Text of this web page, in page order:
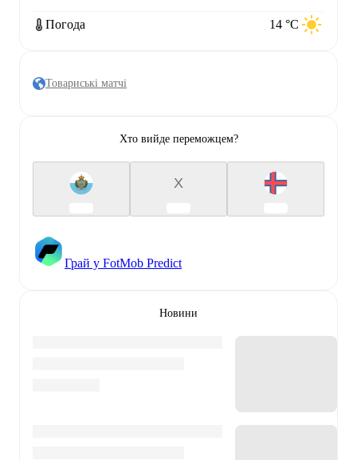
Погода 14 °C
Товариські матчі
Хто вийде переможцем?
X
Грай у FotMob Predict
Новини